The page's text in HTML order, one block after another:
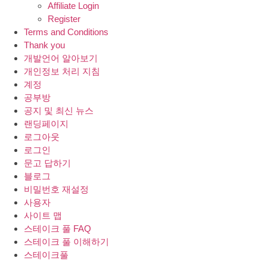
Affiliate Login
Register
Terms and Conditions
Thank you
개발언어 알아보기
개인정보 처리 지침
계정
공부방
공지 및 최신 뉴스
랜딩페이지
로그아웃
로그인
문고 답하기
블로그
비밀번호 재설정
사용자
사이트 맵
스테이크 풀 FAQ
스테이크 풀 이해하기
스테이크풀